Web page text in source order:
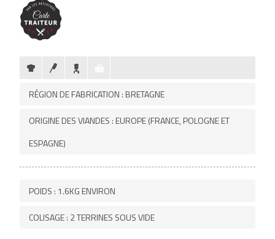
RÉGION DE FABRICATION : BRETAGNE
ORIGINE DES VIANDES : EUROPE (FRANCE, POLOGNE ET
ESPAGNE)
POIDS : 1.6KG ENVIRON
COLISAGE : 2 TERRINES SOUS VIDE